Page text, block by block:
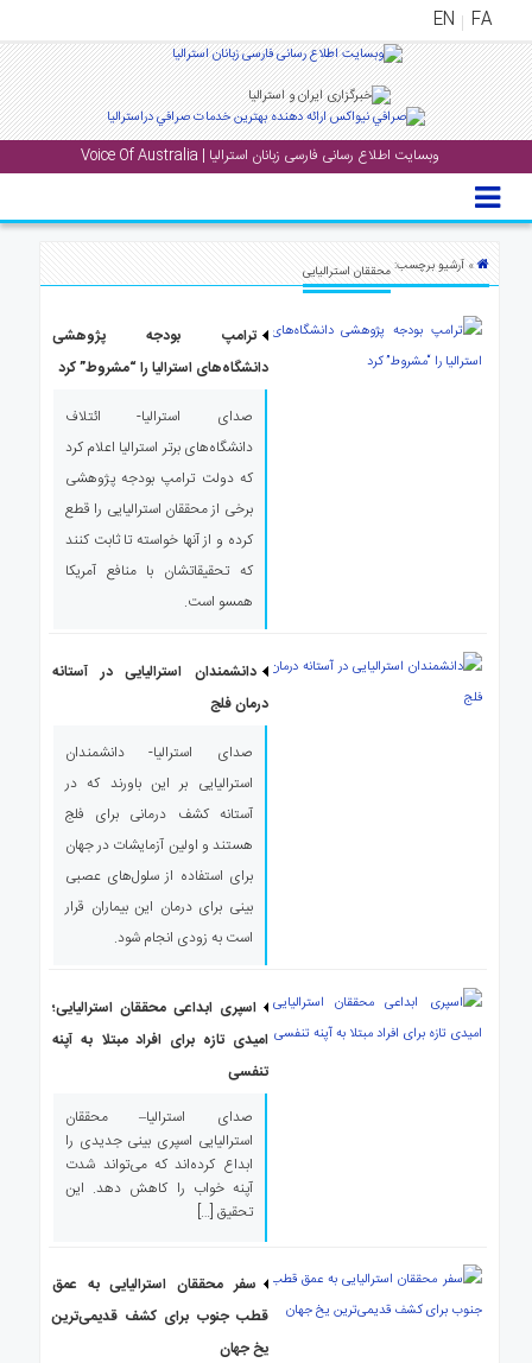
FA
EN
وبسایت اطلاع رسانی فارسی زبانان استرالیا | Voice Of Australia
منوی
اصلی
جشن
ارتباط
» آرشیو برچسب:محققان استرالیایی
ترامپ بودجه پژوهشی
دانشگاه‌های استرالیا را “مشروط” کرد
صدای استرالیا- ائتلاف
دانشگاه‌های برتر استرالیا اعلام کرد
که دولت ترامپ بودجه پژوهشی
برخی از محققان استرالیایی را قطع
کرده و از آنها خواسته تا ثابت کنند
که تحقیقاتشان با منافع آمریکا
همسو است.
دانشمندان استرالیایی در آستانه
درمان فلج
صدای استرالیا- دانشمندان
استرالیایی بر این باورند که در
آستانه کشف درمانی برای فلج
هستند و اولین آزمایشات در جهان
برای استفاده از سلول‌های عصبی
بینی برای درمان این بیماران قرار
است به زودی انجام شود.
اسپری ابداعی محققان استرالیایی؛
امیدی تازه برای افراد مبتلا به آپنه
تنفسی
صدای استرالیا– محققان
استرالیایی اسپری بینی جدیدی را
ابداع کرده‌اند که می‌تواند شدت
آپنه خواب را کاهش دهد. این
تحقیق […]
سفر محققان استرالیایی به عمق
قطب جنوب برای کشف قدیمی‌ترین
یخ جهان